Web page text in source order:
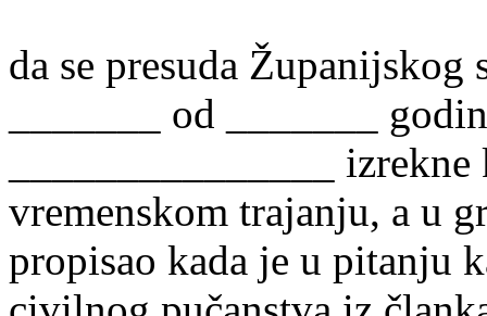
da se presuda
_______ od _______
_______________
vremenskom trajanju, a u
propisao kada je u pitanju